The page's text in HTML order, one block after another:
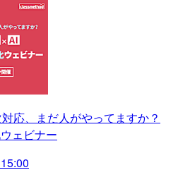
応、まだ人がやってますか？
ェビナー